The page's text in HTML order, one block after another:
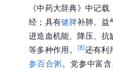
《中药大辞典》中记
经；具有健脾补肺、益
进造血机能、降压、抗
等多种作用。
[8]还有利
参百合粥 。党参中富